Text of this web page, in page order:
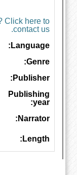
Click here to
contact us.
Language:
Genre:
Publisher:
Publishing
year:
Narrator:
Length: